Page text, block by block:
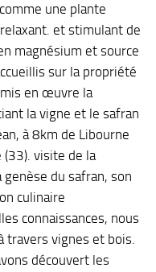
une plante
et stimulant de
magnésium et source
sur la propriété
en œuvre la
la vigne et le safran
à 8km de Libourne
(33). visite de la
du safran, son
culinaire
connaissances, nous
travers vignes et bois.
découvert les